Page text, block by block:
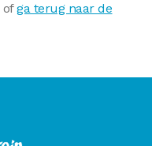
ofga terug naar de